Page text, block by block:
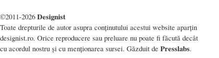
©2011-2026 Designist
Toate drepturile de autor asupra conținutului acestui website aparțin
designist.ro. Orice reproducere sau preluare nu poate fi făcută decât
cu acordul nostru și cu menționarea sursei. Găzduit de Presslabs.